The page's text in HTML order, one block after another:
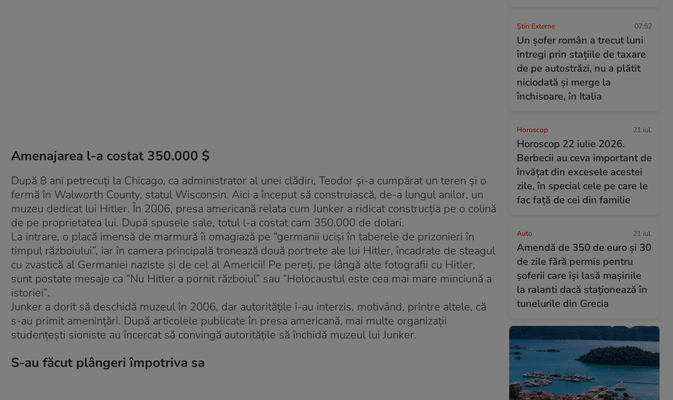
Amenajarea l-a costat 350.000 $
După 8 ani petrecuți la Chicago, ca administrator al unei clădiri, Teodor şi-a cumpărat un teren şi o
fermă în Walworth County, statul Wisconsin. Aici a început să construiască, de-a lungul anilor, un
muzeu dedicat lui Hitler. În 2006, presa americană relata cum Junker a ridicat construcția pe o colină
de pe proprietatea lui. După spusele sale, totul l-a costat cam 350.000 de dolari.
La intrare, o placă imensă de marmură îi omagiază pe “germanii ucişi în taberele de prizonieri în
timpul războiului”, iar în camera principală tronează două portrete ale lui Hitler, încadrate de steagul
cu zvastică al Germaniei naziste şi de cel al Americii! Pe pereți, pe lângă alte fotografii cu Hitler,
sunt postate mesaje ca “Nu Hitler a pornit războiul” sau “Holocaustul este cea mai mare minciună a
istoriei”.
Junker a dorit să deschidă muzeul în 2006, dar autoritățile i-au interzis, motivând, printre altele, că
s-au primit amenințări. După articolele publicate în presa americană, mai multe organizații
studențeşti sioniste au încercat să convingă autoritățile să închidă muzeul lui Junker.
S-au făcut plângeri împotriva sa
Știri Externe 07:52
Un șofer român a trecut luni
întregi prin stațiile de taxare
de pe autostrăzi, nu a plătit
niciodată și merge la
închisoare, în Italia
Horoscop 21 iul.
Horoscop 22 iulie 2026.
Berbecii au ceva important de
învățat din excesele acestei
zile, în special cele pe care le
fac față de cei din familie
Auto 21 iul.
Amendă de 350 de euro și 30
de zile fără permis pentru
șoferii care își lasă mașinile
la ralanti dacă staționează în
tunelurile din Grecia